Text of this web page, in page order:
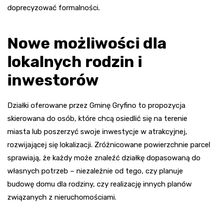
doprecyzować formalności.
Nowe możliwości dla
lokalnych rodzin i
inwestorów
Działki oferowane przez Gminę Gryfino to propozycja
skierowana do osób, które chcą osiedlić się na terenie
miasta lub poszerzyć swoje inwestycje w atrakcyjnej,
rozwijającej się lokalizacji. Zróżnicowane powierzchnie parcel
sprawiają, że każdy może znaleźć działkę dopasowaną do
własnych potrzeb – niezależnie od tego, czy planuje
budowę domu dla rodziny, czy realizację innych planów
związanych z nieruchomościami.